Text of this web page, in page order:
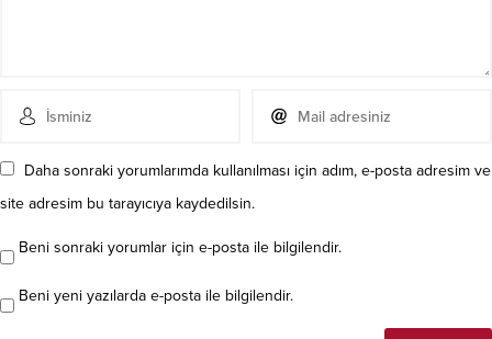
Daha sonraki yorumlarımda kullanılması için adım, e-posta adresim ve
site adresim bu tarayıcıya kaydedilsin.
Beni sonraki yorumlar için e-posta ile bilgilendir.
Beni yeni yazılarda e-posta ile bilgilendir.